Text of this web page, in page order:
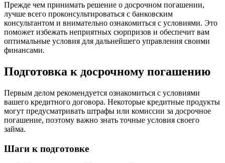
Прежде чем принимать решение о досрочном погашении,
лучше всего проконсультироваться с банковским
консультантом и внимательно ознакомиться с условиями. Это
поможет избежать неприятных сюрпризов и обеспечит вам
оптимальные условия для дальнейшего управления своими
финансами.
Подготовка к досрочному погашению
Первым делом рекомендуется ознакомиться с условиями
вашего кредитного договора. Некоторые кредитные продукты
могут предусматривать штрафы или комиссии за досрочное
погашение, поэтому важно знать точные условия своего
займа.
Шаги к подготовке